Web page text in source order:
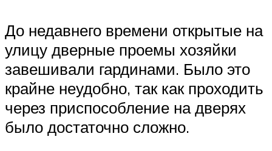
До недавнего времени открытые на
улицу дверные проемы хозяйки
завешивали гардинами. Было это
крайне неудобно, так как проходить
через приспособление на дверях
было достаточно сложно.